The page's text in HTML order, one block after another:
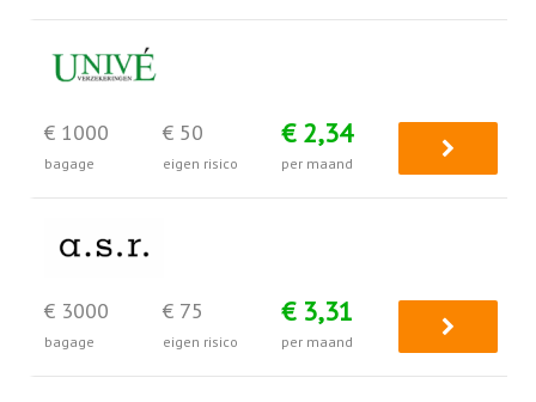
€ 1000
bagage
€ 50
eigen risico
€ 2,34
per maand
€ 3000
bagage
€ 75
eigen risico
€ 3,31
per maand